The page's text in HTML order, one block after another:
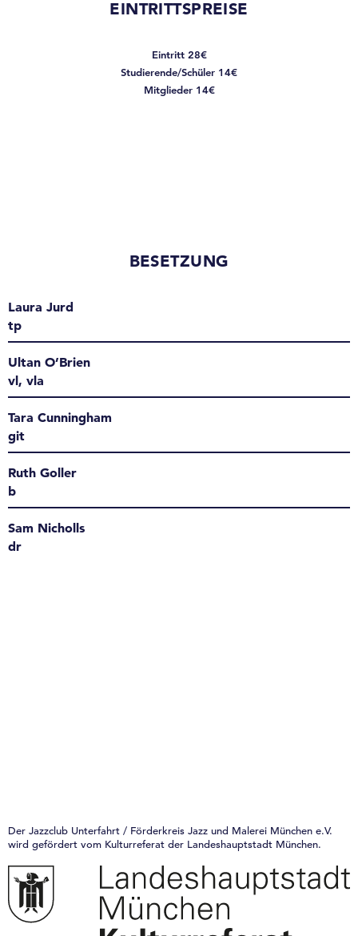
EINTRITTSPREISE
Eintritt 28€
Studierende/Schüler 14€
Mitglieder 14€
BESETZUNG
Laura Jurd
tp
Ultan O’Brien
vl, vla
Tara Cunningham
git
Ruth Goller
b
Sam Nicholls
dr
Der Jazzclub Unterfahrt / Förderkreis Jazz und Malerei München e.V.
wird gefördert vom Kulturreferat der Landeshauptstadt München.